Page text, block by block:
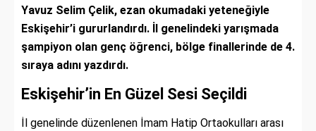
Yavuz Selim Çelik, ezan okumadaki yeteneğiyle
Eskişehir’i gururlandırdı. İl genelindeki yarışmada
şampiyon olan genç öğrenci, bölge finallerinde de 4.
sıraya adını yazdırdı.
Eskişehir’in En Güzel Sesi Seçildi
İl genelinde düzenlenen İmam Hatip Ortaokulları arası